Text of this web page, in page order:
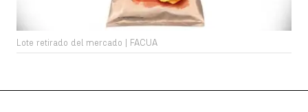
Lote retirado del mercado | FACUA